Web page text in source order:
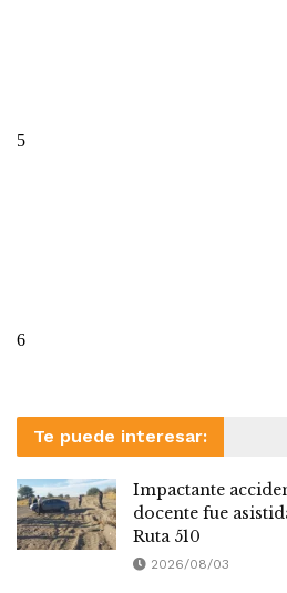
Te puede interesar:
Impactante
docente fue
Ruta 510
2026/08/03